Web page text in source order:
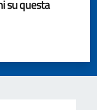
su questa